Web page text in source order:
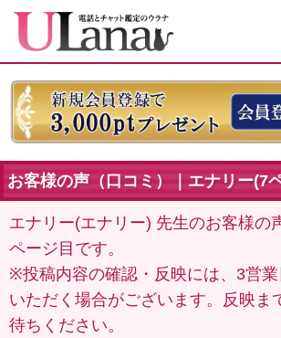
お客様の声（口コミ）｜エナリー(7
エナリー(エナリー) 先生のお客様の
ページ目です。
※投稿内容の確認・反映には、3営
いただく場合がございます。反映ま
待ちください。